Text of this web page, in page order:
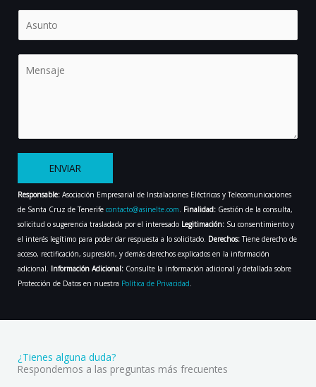
j
e
ENVIAR
A
l
t
e
r
n
a
v
Responsable: Asociación Empresarial de Instalaciones Eléctricas y Telecomunicaciones
de Santa Cruz de Tenerife contacto@asinelte.com. Finalidad: Gestión de la consulta,
solicitud o sugerencia trasladada por el interesado Legitimación: Su consentimiento y
el interés legítimo para poder dar respuesta a lo solicitado. Derechos:Tiene derecho de
acceso, rectificación, supresión, y demás derechos explicados en la información
adicional. Información Adicional: Consulte la información adicional y detallada sobre
Protección de Datos en nuestra Política de Privacidad.
¿Tienes alguna duda?
Respondemos a las preguntas más frecuentes